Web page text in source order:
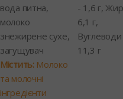
вода питна,
молоко
знежирене сухе,
загущувач
Містить:Молоко
та молочні
інгредієнти
- 1,6 г,
6,1 г,
11,3 г